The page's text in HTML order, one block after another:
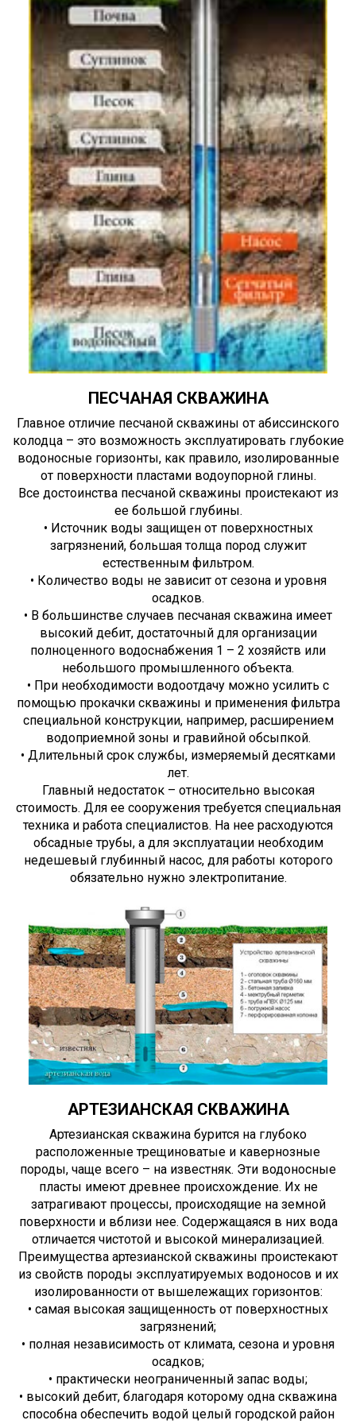
ПЕСЧАНАЯ СКВАЖИНА
Главное отличие песчаной скважины от абиссинского
колодца – это возможность эксплуатировать глубокие
водоносные горизонты, как правило, изолированные
от поверхности пластами водоупорной глины.
Все достоинства песчаной скважины проистекают из
ее большой глубины.
• Источник воды защищен от поверхностных
загрязнений, большая толща пород служит
естественным фильтром.
• Количество воды не зависит от сезона и уровня
осадков.
• В большинстве случаев песчаная скважина имеет
высокий дебит, достаточный для организации
полноценного водоснабжения 1 – 2 хозяйств или
небольшого промышленного объекта.
• При необходимости водоотдачу можно усилить с
помощью прокачки скважины и применения фильтра
специальной конструкции, например, расширением
водоприемной зоны и гравийной обсыпкой.
• Длительный срок службы, измеряемый десятками
лет.
Главный недостаток – относительно высокая
стоимость. Для ее сооружения требуется специальная
техника и работа специалистов. На нее расходуются
обсадные трубы, а для эксплуатации необходим
недешевый глубинный насос, для работы которого
обязательно нужно электропитание.
АРТЕЗИАНСКАЯ СКВАЖИНА
Артезианская скважина бурится на глубоко
расположенные трещиноватые и кавернозные
породы, чаще всего – на известняк. Эти водоносные
пласты имеют древнее происхождение. Их не
затрагивают процессы, происходящие на земной
поверхности и вблизи нее. Содержащаяся в них вода
отличается чистотой и высокой минерализацией.
Преимущества артезианской скважины проистекают
из свойств породы эксплуатируемых водоносов и их
изолированности от вышележащих горизонтов:
• самая высокая защищенность от поверхностных
загрязнений;
• полная независимость от климата, сезона и уровня
осадков;
• практически неограниченный запас воды;
• высокий дебит, благодаря которому одна скважина
способна обеспечить водой целый городской район